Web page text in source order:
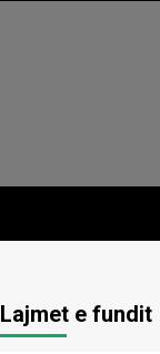
Lajmet e fundit